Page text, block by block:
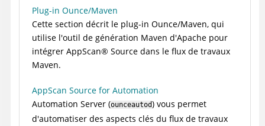
Plug-in Ounce/Maven
Cette section décrit le plug-in Ounce/Maven, qui
utilise l'outil de génération Maven d'Apache pour
intégrer AppScan® Source dans le flux de travaux
Maven.
AppScan Source for Automation
Automation Server (ounceautod) vous permet
d'automatiser des aspects clés du flux de travaux